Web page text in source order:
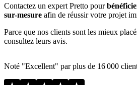
Contactez un expert Pretto pour
sur-mesure afin de réussir votre projet
Parce que nos clients sont les mieux
consultez leurs avis.
Noté "Excellent" par plus de 16 000